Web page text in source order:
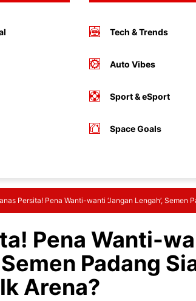
Tech & Trends
Auto Vibes
Sport & eSport
Space Goals
Persita! Pena Wanti-wanti ‘Jangan Lengah’, Semen
Pena Wanti-
Semen Padang
Arena?